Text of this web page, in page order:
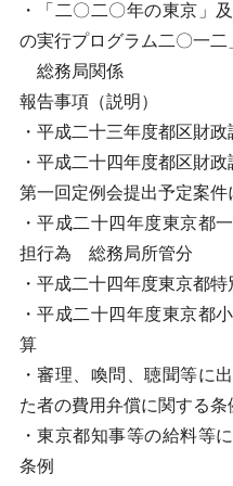
・「二〇二〇年の東京」
の実行プログラム二〇一二
総務局関係
報告事項（説明）
・平成二十三年度都区財
・平成二十四年度都区財
第一回定例会提出予定案件
・平成二十四年度東京都
担行為 総務局所管分
・平成二十四年度東京都
・平成二十四年度東京都
算
・審理、喚問、聴聞等に
た者の費用弁償に関する
・東京都知事等の給料等
条例